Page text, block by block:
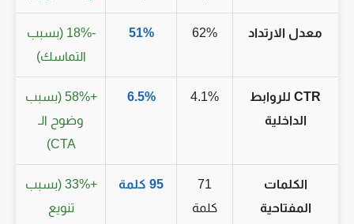
معدل الارتداد 62%
51%
-18% (بسبب
التماسك)
CTR للروابط
الداخلية
4.1%
6.5%
+58% (بسبب
وضوح الـ
CTA)
الكلمات
المفتاحية
كلمة
+33% (بسبب
تنويع